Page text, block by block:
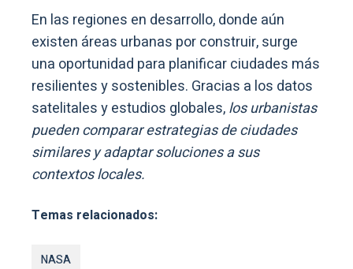
En las regiones en desarrollo, donde aún
existen áreas urbanas por construir, surge
una oportunidad para planificar ciudades más
resilientes y sostenibles. Gracias a los datos
satelitales y estudios globales,los urbanistas
pueden comparar estrategias de ciudades
similares y adaptar soluciones a sus
contextos locales.
Temas relacionados:
NASA